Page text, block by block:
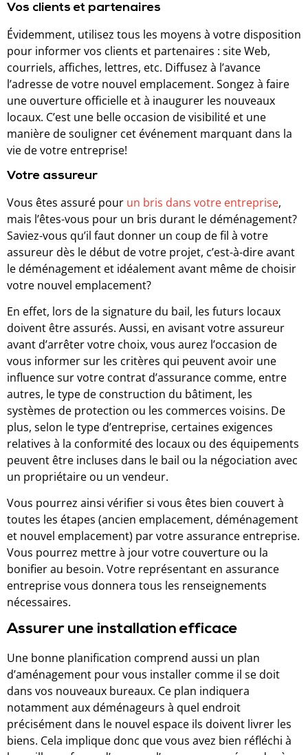
Vos clients et partenaires
Évidemment, utilisez tous les moyens à votre disposition
pour informer vos clients et partenaires : site Web,
courriels, affiches, lettres, etc. Diffusez à l’avance
l’adresse de votre nouvel emplacement. Songez à faire
une ouverture officielle et à inaugurer les nouveaux
locaux. C’est une belle occasion de visibilité et une
manière de souligner cet événement marquant dans la
vie de votre entreprise!
Votre assureur
Vous êtes assuré pour un bris dans votre entreprise,
mais l’êtes-vous pour un bris durant le déménagement?
Saviez-vous qu’il faut donner un coup de fil à votre
assureur dès le début de votre projet, c’est-à-dire avant
le déménagement et idéalement avant même de choisir
votre nouvel emplacement?
En effet, lors de la signature du bail, les futurs locaux
doivent être assurés. Aussi, en avisant votre assureur
avant d’arrêter votre choix, vous aurez l’occasion de
vous informer sur les critères qui peuvent avoir une
influence sur votre contrat d’assurance comme, entre
autres, le type de construction du bâtiment, les
systèmes de protection ou les commerces voisins. De
plus, selon le type d’entreprise, certaines exigences
relatives à la conformité des locaux ou des équipements
peuvent être incluses dans le bail ou la négociation avec
un propriétaire ou un vendeur.
Vous pourrez ainsi vérifier si vous êtes bien couvert à
toutes les étapes (ancien emplacement, déménagement
et nouvel emplacement) par votre assurance entreprise.
Vous pourrez mettre à jour votre couverture ou la
bonifier au besoin. Votre représentant en assurance
entreprise vous donnera tous les renseignements
nécessaires.
Assurer une installation efficace
Une bonne planification comprend aussi un plan
d’aménagement pour vous installer comme il se doit
dans vos nouveaux bureaux. Ce plan indiquera
notamment aux déménageurs à quel endroit
précisément dans le nouvel espace ils doivent livrer les
biens. Cela implique donc que vous avez bien réfléchi à